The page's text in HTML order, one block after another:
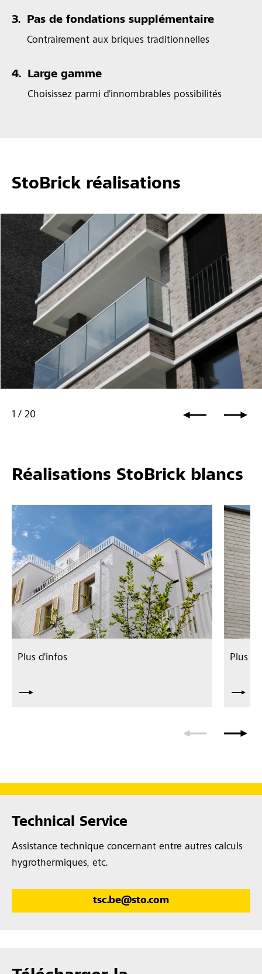
3. Pas de fondations supplémentaire
Contrairement aux briques traditionnelles
4. Large gamme
Choisissez parmi d'innombrables possibilités
StoBrick réalisations
1 / 20
Réalisations StoBrick blancs
Plus d'infos Plus
Technical Service
Assistance technique concernant entre autres calculs
hygrothermiques, etc.
tsc.be@sto.com